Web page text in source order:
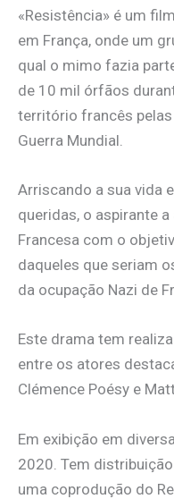
«Resistência» é um
em França, onde um
qual o mimo fazia
de 10 mil órfãos
território francês
Guerra Mundial.
Arriscando a sua vida
queridas, o aspirante
Francesa com o
daqueles que seriam
da ocupação Nazi de
Este drama tem
entre os atores
Clémence Poésy e
Em exibição em
2020. Tem
uma coprodução do